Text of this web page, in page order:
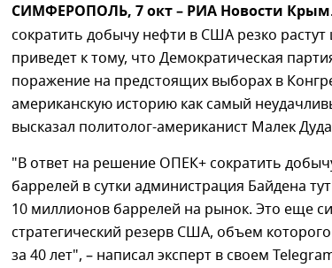
СИМФЕРОПОЛЬ, 7 окт – РИА Новости
сократить добычу нефти в США резко
приведет к тому, что Демократическая
поражение на предстоящих выборах в
американскую историю как самый
высказал политолог-американист Малек
"В ответ на решение ОПЕК+ сократить
баррелей в сутки администрация Байдена
10 миллионов баррелей на рынок. Это еще
стратегический резерв США, объем
за 40 лет", – написал эксперт в своем